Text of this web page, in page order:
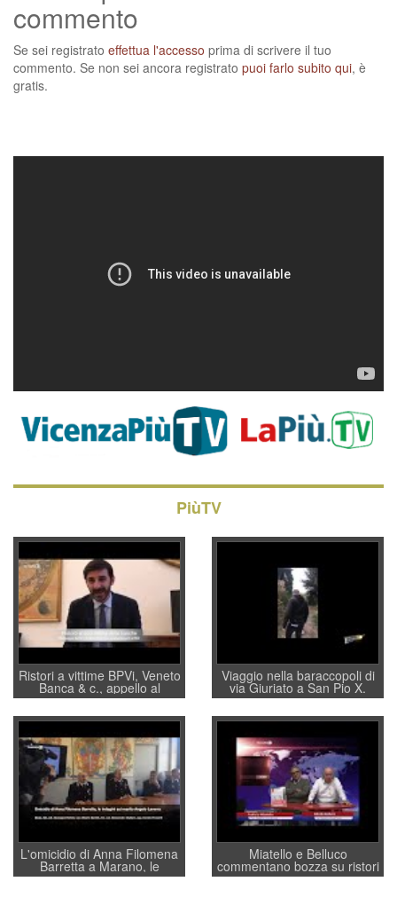
commento
Se sei registrato effettua l'accesso prima di scrivere il tuo
commento. Se non sei ancora registrato puoi farlo subito qui, è
gratis.
PiùTV
Ristori a vittime BPVi, Veneto
Banca & c., appello al
sottosegretario Alessio
Villarosa: per mettere ordine
convochi con Di Maio CNCU
a supporto della cabina di
regia al Mef
Viaggio nella baraccopoli di
via Giuriato a San Pio X.
Vicenza ai Vicentini: “faremo
un regalo di Natale ai
residenti”
L'omicidio di Anna Filomena
Barretta a Marano, le
indagini dei carabinieri di
Miatello e Belluco
commentano bozza su ristori
BPVi e Veneto Banca